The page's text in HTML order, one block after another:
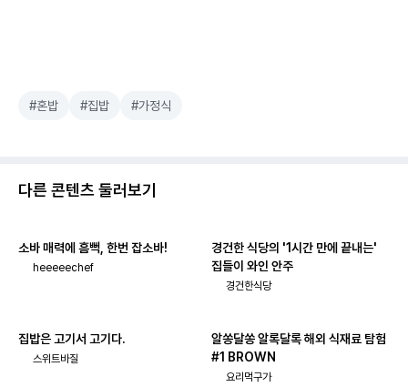
#혼밥 #집밥 #가정식
다른 콘텐츠 둘러보기
소바 매력에 흠뻑, 한번 잡소바!
heeeeechef
경건한 식당의 '1시간 만에 끝내는'
집들이 와인 안주
경건한식당
집밥은 고기서 고기다.
스위트바질
알쏭달쏭 알록달록 해외 식재료 탐험
#1 BROWN
요리먹구가